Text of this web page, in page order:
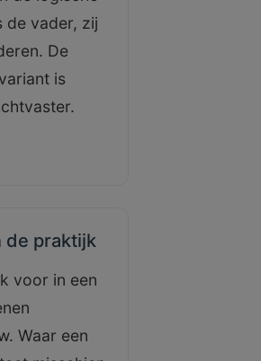
de vader, zij
De
is
de praktijk
voor in een
Waar een